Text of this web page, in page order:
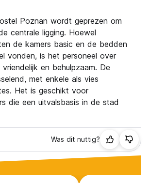
Poznan wordt geprezen om
centrale ligging. Hoewel
de kamers basic en de bedden
vonden, is het personeel over
en behulpzaam. De
met enkele als vies
Het is geschikt voor
die een uitvalsbasis in de stad
Was dit nuttig?